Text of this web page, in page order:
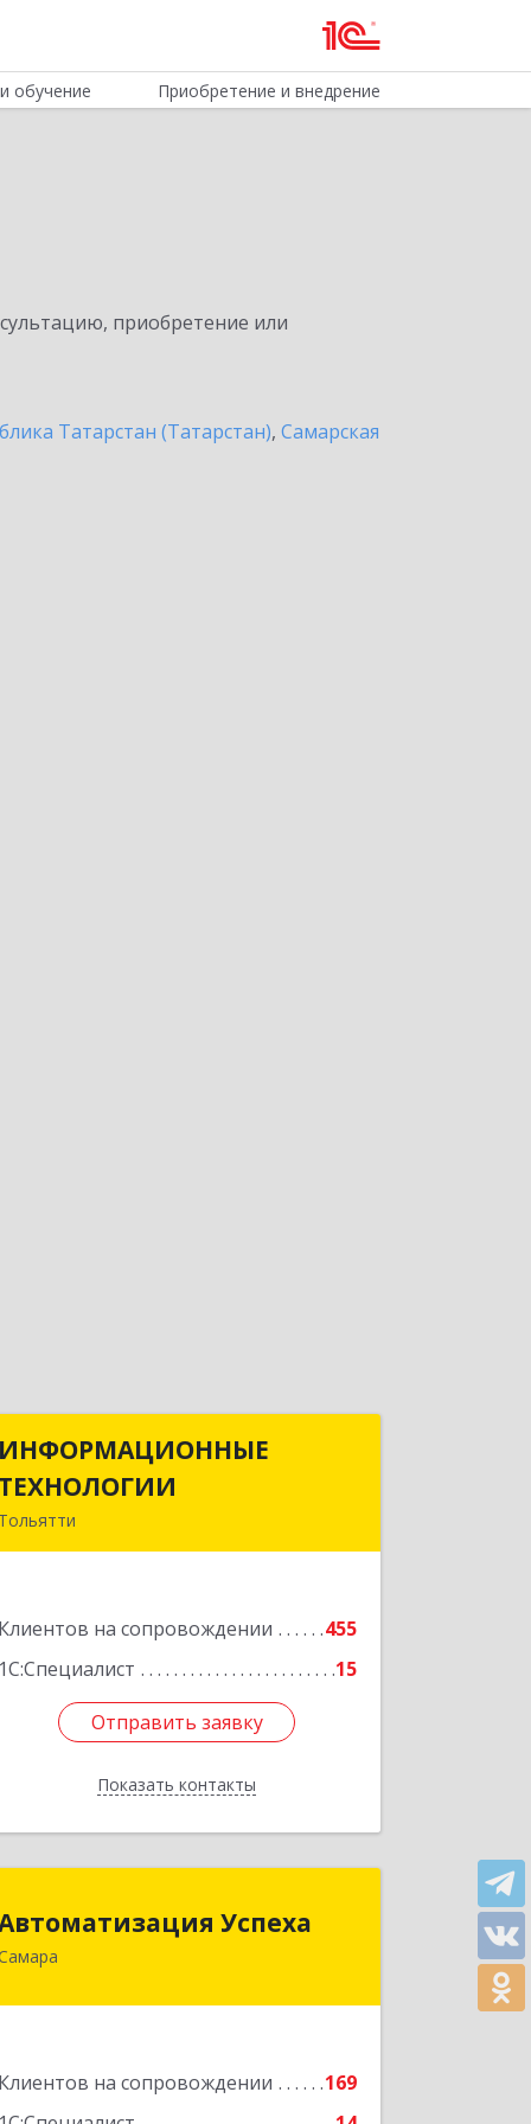
обучение Приобретение и внедрение
приобретение или
Татарстан (Татарстан), Самарская
ИНФОРМАЦИОННЫЕ
ТЕХНОЛОГИИ
Тольятти
Клиентов на сопровождении
455
1С:Специалист
15
Отправить заявку
Показать контакты
ИНФОРМАЦИОННЫЕ
Подробнее
Отправить заявку
Назад
Успеха
Клиентов на сопровождении
169
443011, Самарская обл, Самара г, 22